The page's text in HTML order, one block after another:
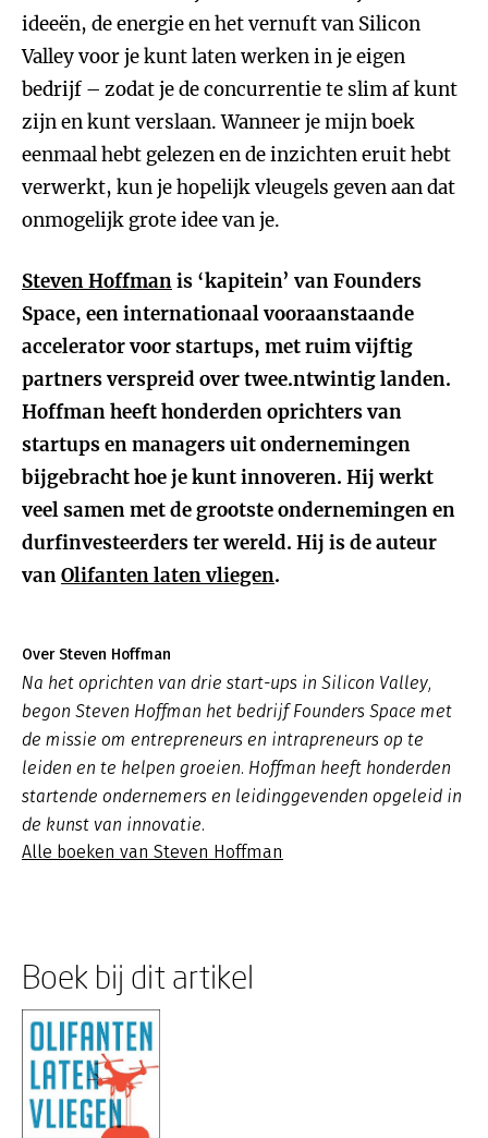
ideeën, de energie en het vernuft van Silicon
Valley voor je kunt laten werken in je eigen
bedrijf – zodat je de concurrentie te slim af kunt
zijn en kunt verslaan. Wanneer je mijn boek
eenmaal hebt gelezen en de inzichten eruit hebt
verwerkt, kun je hopelijk vleugels geven aan dat
onmogelijk grote idee van je.
Steven Hoffmanis ‘kapitein’ van Founders
Space, een internationaal vooraanstaande
accelerator voor startups, met ruim vijftig
partners verspreid over twee.ntwintig landen.
Hoffman heeft honderden oprichters van
startups en managers uit ondernemingen
bijgebracht hoe je kunt innoveren. Hij werkt
veel samen met de grootste ondernemingen en
durfinvesteerders ter wereld. Hij is de auteur
vanOlifanten laten vliegen.
Over Steven Hoffman
Na het oprichten van drie start-ups in Silicon Valley,
begon Steven Hoffman het bedrijf Founders Space met
de missie om entrepreneurs en intrapreneurs op te
leiden en te helpen groeien. Hoffman heeft honderden
startende ondernemers en leidinggevenden opgeleid in
de kunst van innovatie.
Alle boeken van Steven Hoffman
Boek bij dit artikel